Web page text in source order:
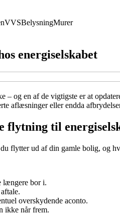
VVSBelysningMurer
energiselskabet
– og en af de vigtigste er at
aflæsninger eller endda
flytning til
flytter ud af din gamle bolig, og
længere bor i.
overskydende aconto.
ikke når frem.